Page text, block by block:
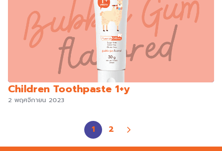
Children Toothpaste 1+y
2 พฤศจิกายน 2023
1 2